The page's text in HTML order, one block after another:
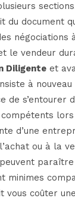
du document
négociations
le vendeur
Diligente et
à nouveau
de s’entourer
lors
d’une
ou à la
paraître
minimes
vous coûter